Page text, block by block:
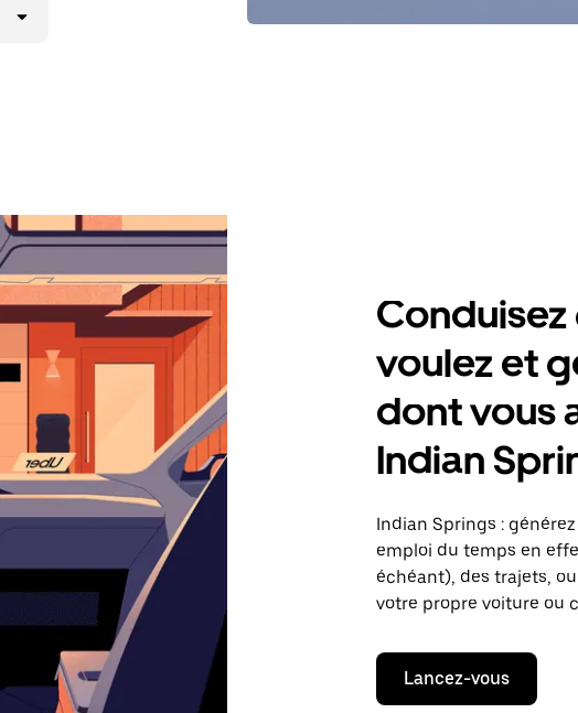
voulez et
dont vous
Indian
Indian Springs :
emploi du temps en
échéant), des trajets,
votre propre voiture ou
Lancez-vous